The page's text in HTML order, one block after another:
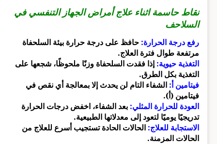
نقاط حاسمة اثناء علاج أمراض الجهاز التنفسي في
السلاحف
رفع درجة الحرارة:حافظ على درجة حرارة بيئة السلحفاة
مرتفعة طوال فترة العلاج.
التغذية حيوية:إذا فقدت السلحفاة وزنًا ملحوظًا، شجعها على
التغذية بكل الطرق.
فيتامين أ:الشفاء التام لن يحدث إلا بمعالجة أي نقص في
فيتامين (أ).
العودة للحرارة المثلي:بعد الشفاء، اخفض درجات الحرارة
تدريجيًا يوميًا لتعود إلى معدلاتها الطبيعية.
الاستجابة للعلاج:الحالات الحادة تستجيب أسرع للعلاج من
الحالات المزمنة.